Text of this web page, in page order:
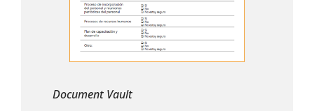
Document Vault